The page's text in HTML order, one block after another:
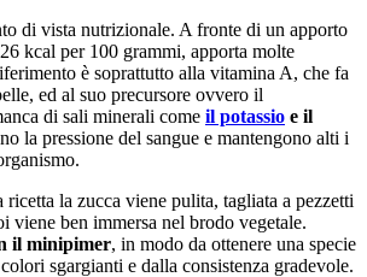
di vista nutrizionale. A fronte di un apporto
kcal per 100 grammi, apporta molte
è soprattutto alla vitamina A, che fa
ed al suo precursore ovvero il
di sali minerali come il potassio e il
la pressione del sangue e mantengono alti i
ricetta la zucca viene pulita, tagliata a pezzetti
viene ben immersa nel brodo vegetale.
il minipimer, in modo da ottenere una specie
sgargianti e dalla consistenza gradevole.